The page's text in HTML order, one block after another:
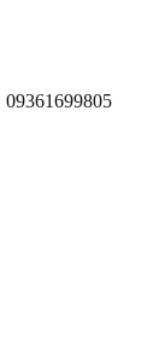
09361699805